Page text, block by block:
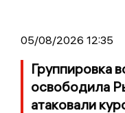
05/08/2026 12:35
Группировка
освободила
атаковали